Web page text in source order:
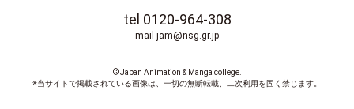
tel 0120-964-308
mail jam@nsg.gr.jp
© Japan Animation & Manga college.
※当サイトで掲載されている画像は、一切の無断転載、二次利用を固く禁じます。